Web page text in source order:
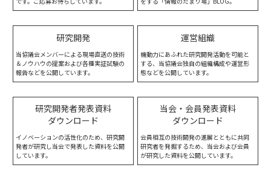
研究開発
当協議会メンバーによる現場直送の技術
＆ノウハウの提案および各種実証試験の
報告などを公開しています。
運営組織
機動力にあふれた研究開発活動を可能と
する、当協議会独自の組織構成や運営形
態などを公開しています。
研究開発者発表資料
ダウンロード
イノベーションの活性化のため、研究開
発者が研究し当会で発表した資料を公開
しています。
当会・会員発表資料
ダウンロード
会員相互の技術開発の進展とともに共同
研究者を発掘するため、当会および会員
が研究した資料を公開しています。